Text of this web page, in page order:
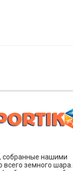
собранные нашими
всего земного